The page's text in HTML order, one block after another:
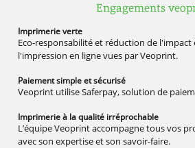
Engagements
Imprimerieverte
Eco-responsabilité et réduction de l'impact
l'impression en ligne vues par Veoprint.
Paiement simpleet sécurisé
Veoprint utilise Saferpay, solution de
Imprimerie à la qualité irréprochable
L’équipe Veoprint accompagne tous vos
avec son expertise et son savoir-faire.